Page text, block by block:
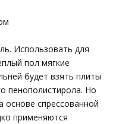
Использовать для
пол мягкие
будет взять плиты
пенополистирола. Но
спрессованной
применяются